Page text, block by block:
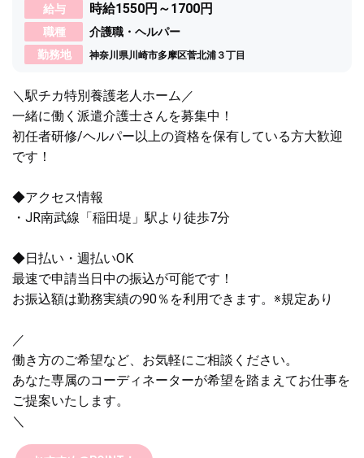
給与 時給1550円～1700円
職種
介護職・ヘルパー
勤務地
神奈川県川崎市多摩区菅北浦３丁目
＼駅チカ特別養護老人ホーム／
一緒に働く派遣介護士さんを募集中！
初任者研修/ヘルパー以上の資格を保有している方大歓迎
です！
◆アクセス情報
・JR南武線「稲田堤」駅より徒歩7分
◆日払い・週払いOK
最速で申請当日中の振込が可能です！
お振込額は勤務実績の90％を利用できます。※規定あり
／
働き方のご希望など、お気軽にご相談ください。
あなた専属のコーディネーターが希望を踏まえてお仕事を
ご提案いたします。
＼